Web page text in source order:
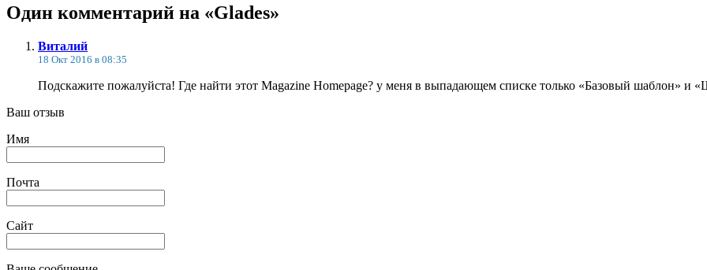
Один комментарий на «Glades»
Виталий
18 Окт 2016 в 08:35
Подскажите пожалуйста! Где найти этот Magazine Homepage? у меня в выпадающем списке только «Базовый шаблон» и
Ваш отзыв
Имя
Почта
Сайт